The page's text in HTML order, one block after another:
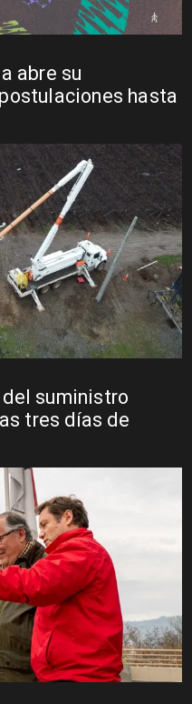
abre su
hasta
del suministro
tres días de